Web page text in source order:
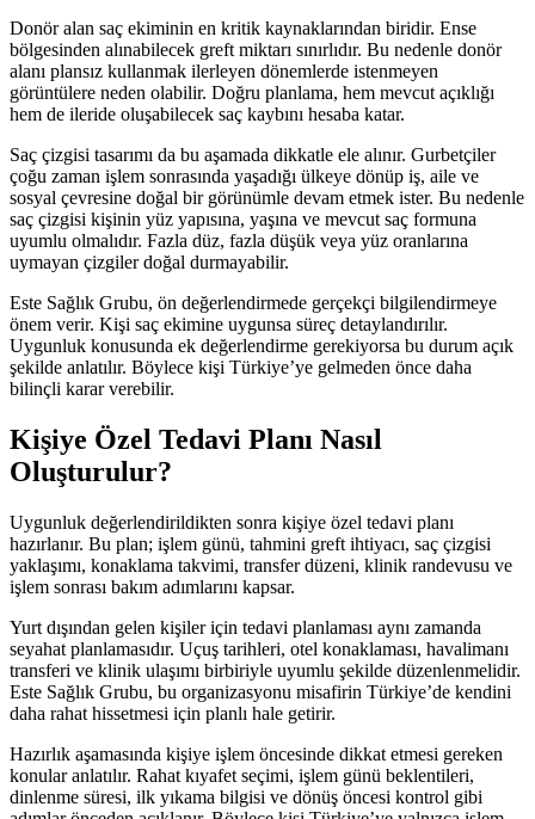
Donör alan saç ekiminin en kritik kaynaklarından biridir. Ense
bölgesinden alınabilecek greft miktarı sınırlıdır. Bu nedenle donör
alanı plansız kullanmak ilerleyen dönemlerde istenmeyen
görüntülere neden olabilir. Doğru planlama, hem mevcut açıklığı
hem de ileride oluşabilecek saç kaybını hesaba katar.
Saç çizgisi tasarımı da bu aşamada dikkatle ele alınır. Gurbetçiler
çoğu zaman işlem sonrasında yaşadığı ülkeye dönüp iş, aile ve
sosyal çevresine doğal bir görünümle devam etmek ister. Bu nedenle
saç çizgisi kişinin yüz yapısına, yaşına ve mevcut saç formuna
uyumlu olmalıdır. Fazla düz, fazla düşük veya yüz oranlarına
uymayan çizgiler doğal durmayabilir.
Este Sağlık Grubu, ön değerlendirmede gerçekçi bilgilendirmeye
önem verir. Kişi saç ekimine uygunsa süreç detaylandırılır.
Uygunluk konusunda ek değerlendirme gerekiyorsa bu durum açık
şekilde anlatılır. Böylece kişi Türkiye’ye gelmeden önce daha
bilinçli karar verebilir.
Kişiye Özel Tedavi Planı Nasıl
Oluşturulur?
Uygunluk değerlendirildikten sonra kişiye özel tedavi planı
hazırlanır. Bu plan; işlem günü, tahmini greft ihtiyacı, saç çizgisi
yaklaşımı, konaklama takvimi, transfer düzeni, klinik randevusu ve
işlem sonrası bakım adımlarını kapsar.
Yurt dışından gelen kişiler için tedavi planlaması aynı zamanda
seyahat planlamasıdır. Uçuş tarihleri, otel konaklaması, havalimanı
transferi ve klinik ulaşımı birbiriyle uyumlu şekilde düzenlenmelidir.
Este Sağlık Grubu, bu organizasyonu misafirin Türkiye’de kendini
daha rahat hissetmesi için planlı hale getirir.
Hazırlık aşamasında kişiye işlem öncesinde dikkat etmesi gereken
konular anlatılır. Rahat kıyafet seçimi, işlem günü beklentileri,
dinlenme süresi, ilk yıkama bilgisi ve dönüş öncesi kontrol gibi